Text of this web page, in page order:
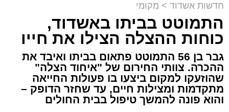
חדשות אשדוד > מקומי
התמוטט בביתו באשדוד,
כוחות ההצלה הצילו את חייו
גבר בן 56 התמוטט פתאום בביתו ואיבד את
ההכרה. צוותי החירום של "איחוד הצלה"
שהוזעקו למקום ביצעו בו פעולות החייאה
מתקדמות ומצילות חיים, עד שחזר הדופק –
והוא פונה להמשך טיפול בבית החולים